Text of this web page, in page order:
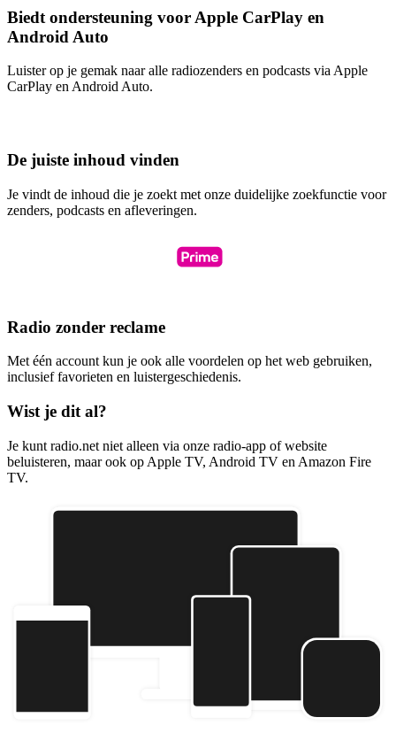
Biedt ondersteuning voor Apple CarPlay en
Android Auto
Luister op je gemak naar alle radiozenders en podcasts via Apple
CarPlay en Android Auto.
De juiste inhoud vinden
Je vindt de inhoud die je zoekt met onze duidelijke zoekfunctie voor
zenders, podcasts en afleveringen.
Radio zonder reclame
Met één account kun je ook alle voordelen op het web gebruiken,
inclusief favorieten en luistergeschiedenis.
Wist je dit al?
Je kunt radio.net niet alleen via onze radio-app of website
beluisteren, maar ook op Apple TV, Android TV en Amazon Fire
TV.